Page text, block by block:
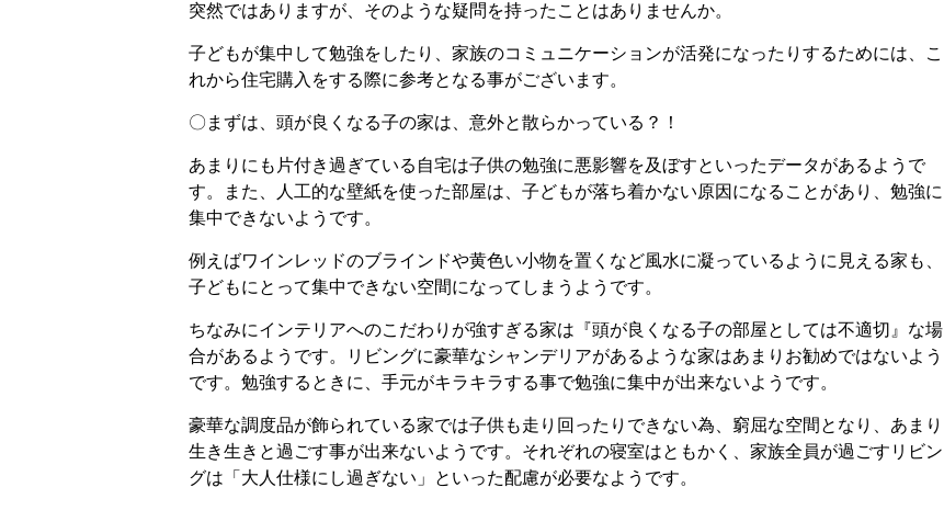
突然ではありますが、そのような疑問を持ったことはありませんか。
子どもが集中して勉強をしたり、家族のコミュニケーションが活発になったりするためには、こ
れから住宅購入をする際に参考となる事がございます。
〇まずは、頭が良くなる子の家は、意外と散らかっている？！
あまりにも片付き過ぎている自宅は子供の勉強に悪影響を及ぼすといったデータがあるようで
す。また、人工的な壁紙を使った部屋は、子どもが落ち着かない原因になることがあり、勉強に
集中できないようです。
例えばワインレッドのブラインドや黄色い小物を置くなど風水に凝っているように見える家も、
子どもにとって集中できない空間になってしまうようです。
ちなみにインテリアへのこだわりが強すぎる家は『頭が良くなる子の部屋としては不適切』な場
合があるようです。リビングに豪華なシャンデリアがあるような家はあまりお勧めではないよう
です。勉強するときに、手元がキラキラする事で勉強に集中が出来ないようです。
豪華な調度品が飾られている家では子供も走り回ったりできない為、窮屈な空間となり、あまり
生き生きと過ごす事が出来ないようです。それぞれの寝室はともかく、家族全員が過ごすリビン
グは「大人仕様にし過ぎない」といった配慮が必要なようです。